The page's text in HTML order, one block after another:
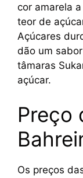
cor amarela
teor de
Açúcares
dão um
tâmaras
açúcar.
Preço
Os preços